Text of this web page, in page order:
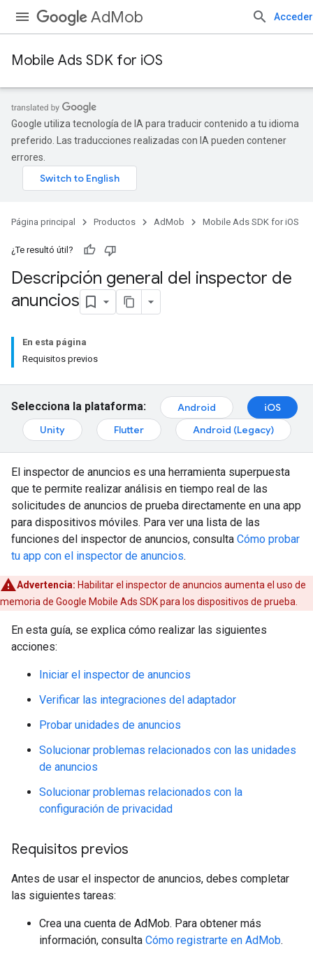
AdMob Acceder
Mobile Ads SDK for iOS
Google utiliza tecnología de IA para traducir contenido a tu idioma
preferido. Las traducciones realizadas con IA pueden contener
errores.
Página principal Productos AdMob Mobile Ads SDK for iOS
¿Te resultó útil?
Descripción general del inspector de
anuncios
En esta página
Requisitos previos
Selecciona la plataforma: Android
iOS
Unity
Flutter Android (Legacy)
El inspector de anuncios es una herramienta superpuesta
que te permite realizar análisis en tiempo real de las
solicitudes de anuncios de prueba directamente en una app
para dispositivos móviles. Para ver una lista de las
funciones del inspector de anuncios, consulta Cómo probar
tu app con el inspector de anuncios.
Advertencia: Habilitar el inspector de anuncios aumenta el uso de
memoria de Google Mobile Ads SDKpara los dispositivos de prueba.
En esta guía, se explica cómo realizar las siguientes
acciones:
Iniciar el inspector de anuncios
Verificar las integraciones del adaptador
Probar unidades de anuncios
Solucionar problemas relacionados con las unidades
de anuncios
Solucionar problemas relacionados con la
configuración de privacidad
Requisitos previos
Antes de usar el inspector de anuncios, debes completar
las siguientes tareas:
Crea una cuenta de AdMob. Para obtener más
información, consulta Cómo registrarte en AdMob.